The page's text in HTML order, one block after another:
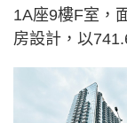
1A座9樓F室，
房設計，以